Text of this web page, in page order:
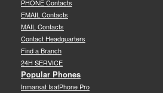
PHONE Contacts
EMAIL Contacts
MAIL Contacts
Contact Headquarters
Find a Branch
24H SERVICE
Popular Phones
Inmarsat IsatPhone Pro